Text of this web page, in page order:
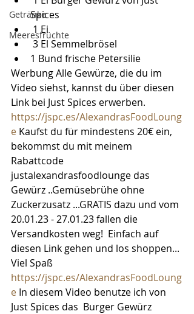
Getränke
Meeresfrüchte
Spices
1 Ei
3 El Semmelbrösel
1 Bund frische Petersilie
Werbung Alle Gewürze, die du im
Video siehst, kannst du über diesen
Link bei Just Spices erwerben.
https://jspc.es/AlexandrasFoodLoung
e Kaufst du für mindestens 20€ ein,
bekommst du mit meinem
Rabattcode
justalexandrasfoodlounge das
Gewürz ..Gemüsebrühe ohne
Zuckerzusatz ...GRATIS dazu und vom
20.01.23 - 27.01.23 fallen die
Versandkosten weg!  Einfach auf
diesen Link gehen und los shoppen...
Viel Spaß
https://jspc.es/AlexandrasFoodLoung
e In diesem Video benutze ich von
Just Spices das  Burger Gewürz